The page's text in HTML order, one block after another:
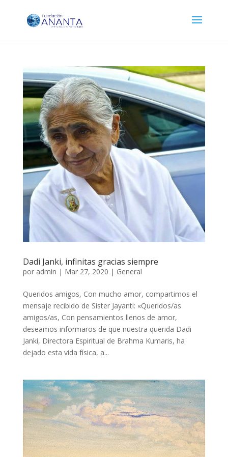
Dadi Janki, infinitas gracias siempre
por admin | Mar 27, 2020 | General
Queridos amigos, Con mucho amor, compartimos el
mensaje recibido de Sister Jayanti: «Queridos/as
amigos/as, Con pensamientos llenos de amor,
deseamos informaros de que nuestra querida Dadi
Janki, Directora Espiritual de Brahma Kumaris, ha
dejado esta vida física, a...